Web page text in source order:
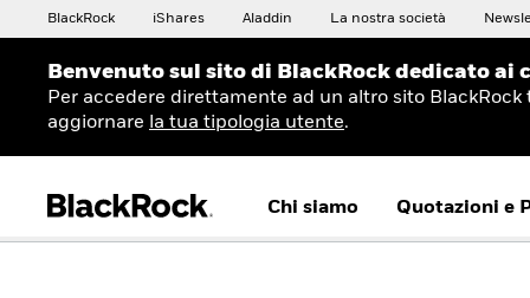
BlackRock iShares Aladdin La nostra società
Benvenuto sul sito di BlackRock dedicato
Per accedere direttamente ad un altro sito
aggiornare
la tua tipologia utente.
Chi siamo Quotazioni e